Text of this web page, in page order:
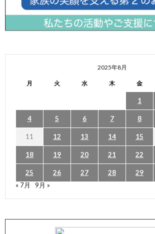
2025年8月
月 火 水 木 金
1
4 5 6 7 8
11 12 13 14 15
18 19 20 21 22
25 26 27 28 29
« 7月
9月 »